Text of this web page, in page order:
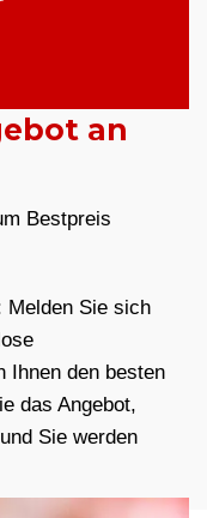
an
Bestpreis
Melden Sie sich
Ihnen den besten
das Angebot,
Sie werden